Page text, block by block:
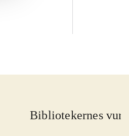
Bibliotekernes